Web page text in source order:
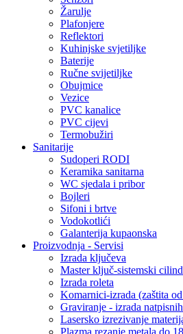
Žarulje
Plafonjere
Reflektori
Kuhinjske svjetiljke
Baterije
Ručne svijetiljke
Obujmice
Vezice
PVC kanalice
PVC cijevi
Termobužiri
Sanitarije
Sudoperi RODI
Keramika sanitarna
WC sjedala i pribor
Bojleri
Sifoni i brtve
Vodokotlići
Galanterija kupaonska
Proizvodnja - Servisi
Izrada ključeva
Master ključ-sistemski
Izrada roleta
Komarnici-izrada (zaštita
Graviranje - izrada
Lasersko izrezivanje
Plazma rezanje metala do